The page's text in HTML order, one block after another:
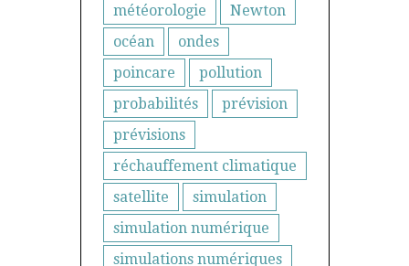
météorologie
Newton
océan
ondes
poincare
pollution
probabilités
prévision
prévisions
réchauffement climatique
satellite
simulation
simulation numérique
simulations numériques